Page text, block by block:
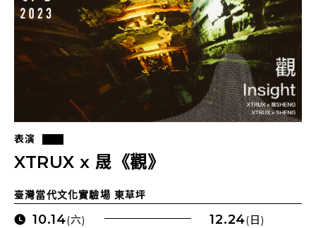
表演
XTRUX x 晟《觀》
臺灣當代文化實驗場 東草坪
10.14(六) 12.24(日)